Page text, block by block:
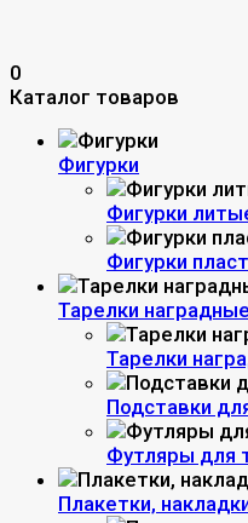
0
Каталог товаров
Фигурки
Фигурки
Фигурки
Тарелки наградные
Тарелки
Подставки
Футляры для
Плакетки,